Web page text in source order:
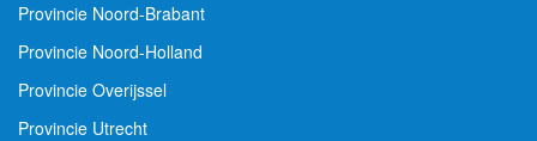
Provincie Noord-Brabant
Provincie Noord-Holland
Provincie Overijssel
Provincie Utrecht